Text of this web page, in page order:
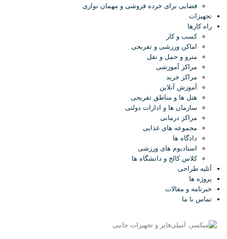
فضایی برای خرده فروشی و مهمان نوازی
تجهیزات
راه کارها
کسب و کار
اماکن ورزشی و تفریحی
مترو و حمل و نقل
مراکز آموزشی
مراکز خرید
آموزش آنلاین
هتل ها و مناطق تفریحی
سازمان ها و ادارات دولتی
مراکز درمانی
مجموعه های غذایی
دادگاه ها
استادیوم های ورزشی
کلاس کالج و دانشگاه ها
آتلیه طراحی
پروژه ها
خبرنامه و مقالات
تماس با ما